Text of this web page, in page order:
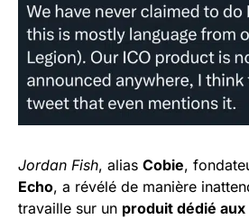
Jordan Fish, alias Cobie,
Echo, a révélé de manière
travaille sur un produit dédié aux